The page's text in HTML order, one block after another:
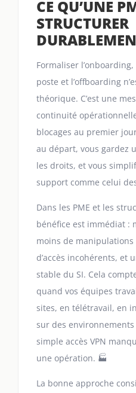
CE QU’UNE
STRUCTURER
Formaliser
poste et l’offboarding
théorique. C’est une
continuité
blocages au premier
au départ, vous gardez
les droits, et vous
support comme celui
Dans les PME et les
bénéfice est immédiat :
moins de
d’accès incohérents, et
stable du SI. Cela
quand vos équipes
sites, en télétravail, en
sur des
simple accès VPN
une opération. 🏭
La bonne approche